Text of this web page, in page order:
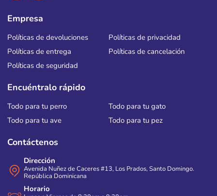
Empresa
Políticas de devoluciones
Políticas de privacidad
Políticas de entrega
Políticas de cancelación
Políticas de seguridad
Encuéntralo rápido
Todo para tu perro
Todo para tu gato
Todo para tu ave
Todo para tu pez
Contáctenos
Dirección
Avenida Nuñez de Caceres #13, Los Prados, Santo Domingo.
República Dominicana
Horario